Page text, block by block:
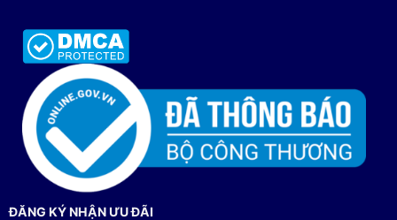
ĐĂNG KÝ NHẬN ƯU ĐÃI